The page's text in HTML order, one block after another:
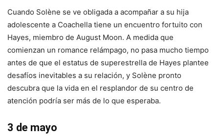
Cuando Solène se ve obligada a acompañar a su hija
adolescente a Coachella tiene un encuentro fortuito con
Hayes, miembro de August Moon. A medida que
comienzan un romance relámpago, no pasa mucho tiempo
antes de que el estatus de superestrella de Hayes plantee
desafíos inevitables a su relación, y Solène pronto
descubra que la vida en el resplandor de su centro de
atención podría ser más de lo que esperaba.
3 de mayo